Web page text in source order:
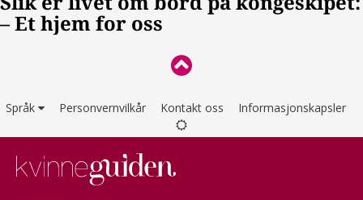
Språk Personvernvilkår Kontakt oss Informasjonskapsler